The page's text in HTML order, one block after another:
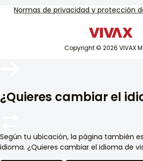
Soporte de servicio fuera de garantía
televisión y audio
Aire acondicionadoCopyright © 2026 VIVAX
Normas de privacidad y protección
¿Quieres cambiar el
Según tu ubicación, la página también
idioma. ¿Quieres cambiar el idioma de